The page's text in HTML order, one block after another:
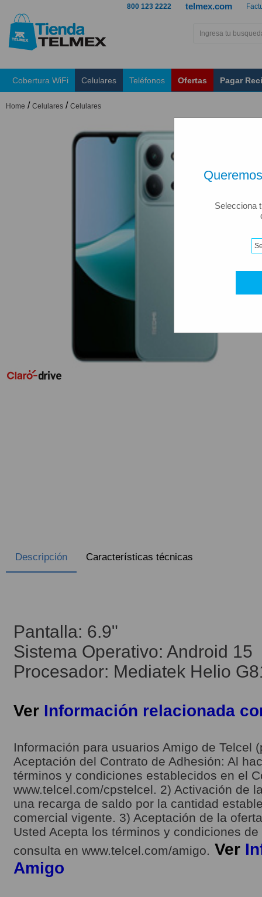
Selecciona
telmex.com
800 123 2222
Cobertura WiFi Celulares Teléfonos Ofertas Pagar
Home / Celulares / Celulares
Descripción Características técnicas
Pantalla: 6.9"
Sistema Operativo: Android 15
Procesador: Mediatek Helio
Ver Información relacionada
Información para usuarios Amigo de Telcel
Aceptación del Contrato de Adhesión: Al
términos y condiciones establecidos en el
www.telcel.com/cpstelcel. 2) Activación de
una recarga de saldo por la cantidad
comercial vigente. 3) Aceptación de la
Usted Acepta los términos y condiciones
consulta en www.telcel.com/amigo. Ver
Amigo